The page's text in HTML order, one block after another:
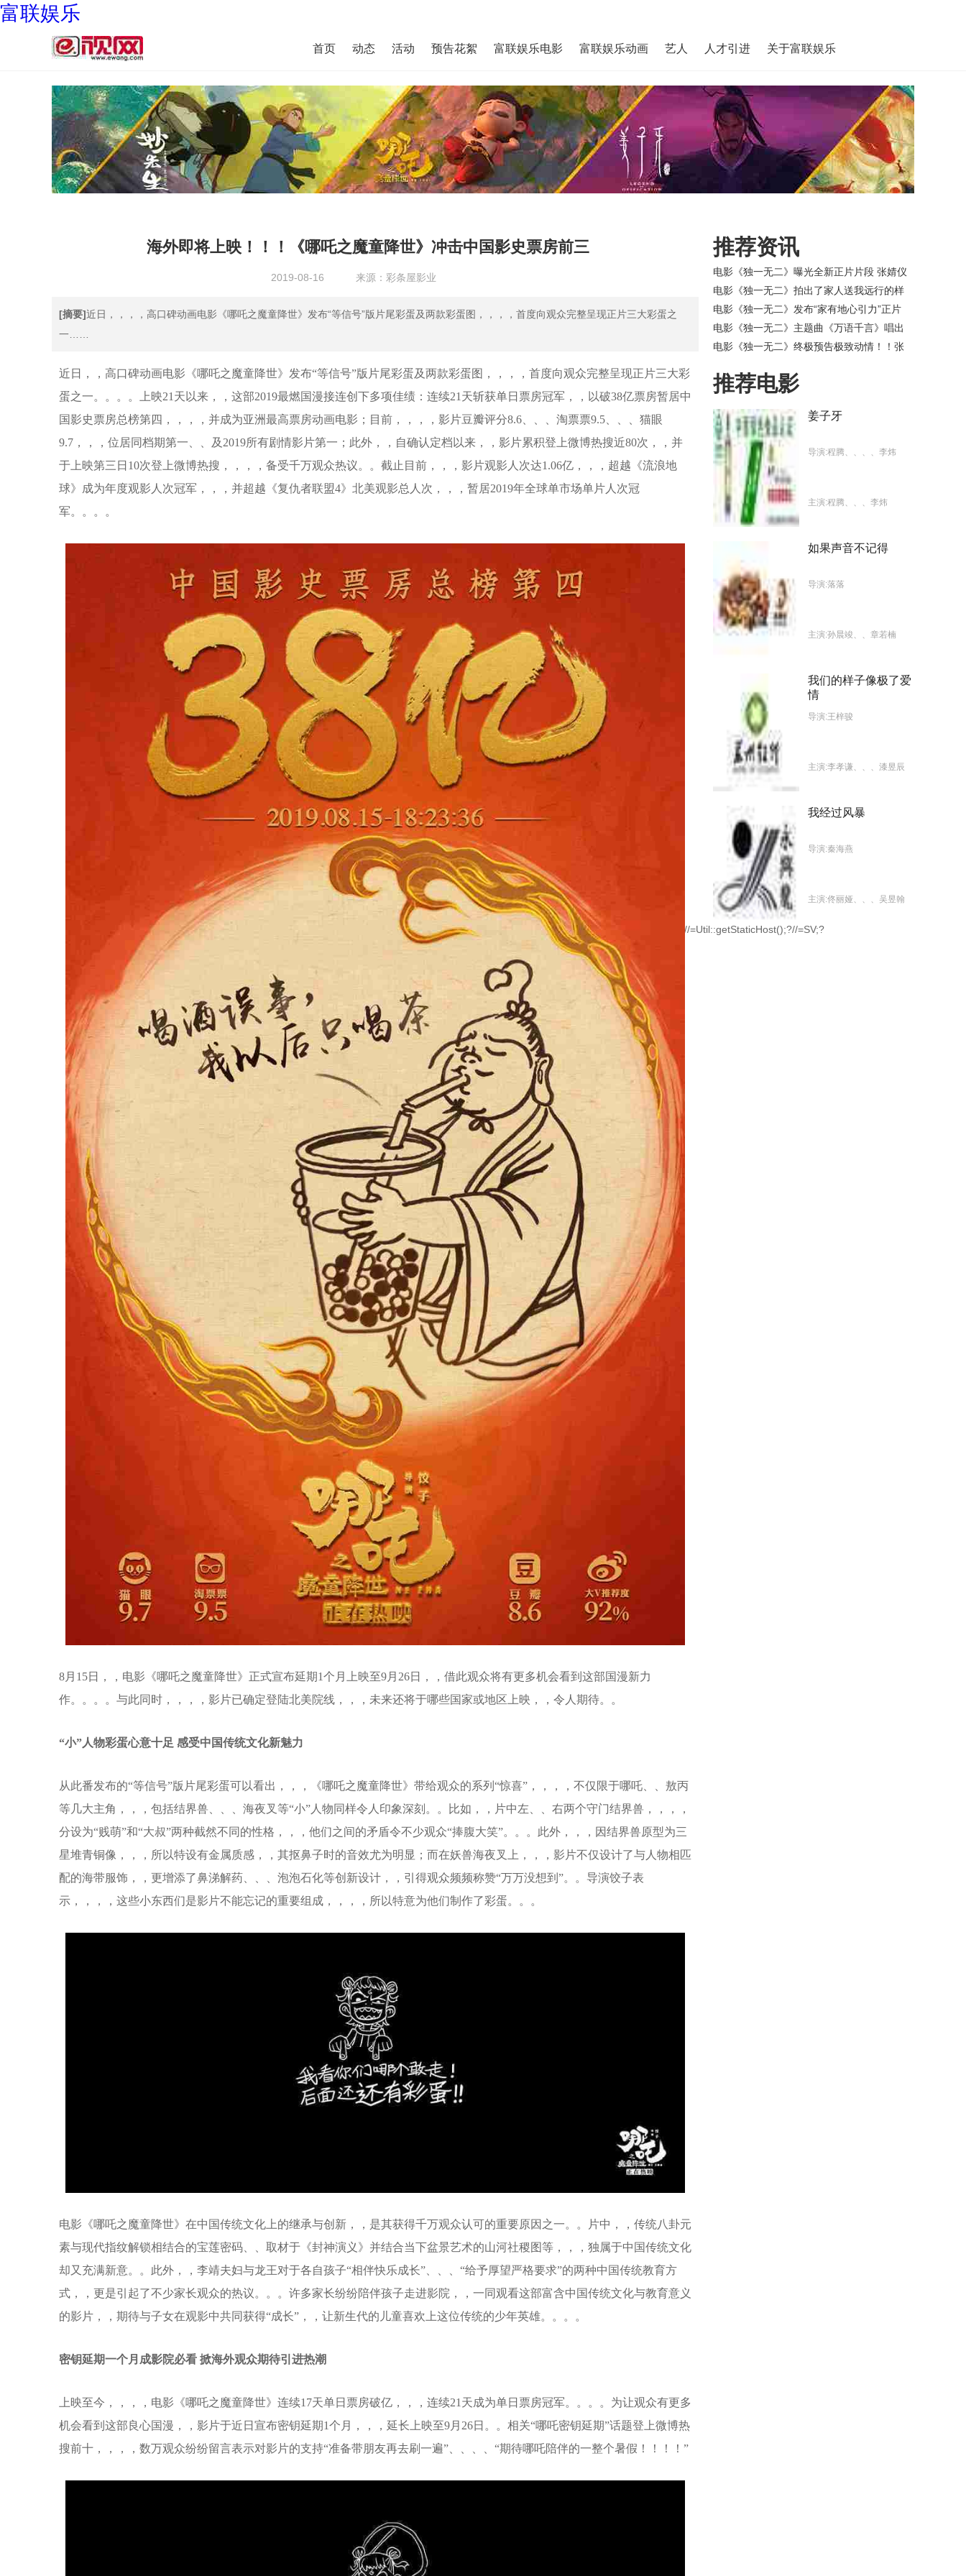
富联娱乐
首页 动态 活动 预告花絮 富联娱乐电影 富联娱乐动画 艺人 人才引进 关于富联娱乐
海外即将上映！！！《哪吒之魔童降世》冲击中国影史票房前三
2019-08-16 来源：彩条屋影业
[摘要]近日，，，，高口碑动画电影《哪吒之魔童降世》发布“等信号”版片尾彩蛋及两款彩蛋图，，，，首度向观众完整呈现正片三大彩蛋之
一……
近日，，高口碑动画电影《哪吒之魔童降世》发布“等信号”版片尾彩蛋及两款彩蛋图，，，，首度向观众完整呈现正片三大彩
蛋之一。。。。上映21天以来，，这部2019最燃国漫接连创下多项佳绩：连续21天斩获单日票房冠军，，以破38亿票房暂居中
国影史票房总榜第四，，，，并成为亚洲最高票房动画电影；目前，，，，影片豆瓣评分8.6、、、淘票票9.5、、、猫眼
9.7，，，位居同档期第一、、及2019所有剧情影片第一；此外，，自确认定档以来，，影片累积登上微博热搜近80次，，并
于上映第三日10次登上微博热搜，，，，备受千万观众热议。。截止目前，，，影片观影人次达1.06亿，，，超越《流浪地
球》成为年度观影人次冠军，，，并超越《复仇者联盟4》北美观影总人次，，，暂居2019年全球单市场单片人次冠
军。。。。
8月15日，，电影《哪吒之魔童降世》正式宣布延期1个月上映至9月26日，，借此观众将有更多机会看到这部国漫新力
作。。。。与此同时，，，，影片已确定登陆北美院线，，，未来还将于哪些国家或地区上映，，令人期待。。
“小”人物彩蛋心意十足 感受中国传统文化新魅力
从此番发布的“等信号”版片尾彩蛋可以看出，，，《哪吒之魔童降世》带给观众的系列“惊喜”，，，，不仅限于哪吒、、敖丙
等几大主角，，，包括结界兽、、、海夜叉等“小”人物同样令人印象深刻。。比如，，片中左、、右两个守门结界兽，，，，
分设为“贱萌”和“大叔”两种截然不同的性格，，，他们之间的矛盾令不少观众“捧腹大笑”。。。此外，，，因结界兽原型为三
星堆青铜像，，，所以特设有金属质感，，其抠鼻子时的音效尤为明显；而在妖兽海夜叉上，，，影片不仅设计了与人物相匹
配的海带服饰，，更增添了鼻涕解药、、、泡泡石化等创新设计，，引得观众频频称赞“万万没想到”。。导演饺子表
示，，，，这些小东西们是影片不能忘记的重要组成，，，，所以特意为他们制作了彩蛋。。。
电影《哪吒之魔童降世》在中国传统文化上的继承与创新，，是其获得千万观众认可的重要原因之一。。片中，，传统八卦元
素与现代指纹解锁相结合的宝莲密码、、取材于《封神演义》并结合当下盆景艺术的山河社稷图等，，，独属于中国传统文化
却又充满新意。。此外，，李靖夫妇与龙王对于各自孩子“相伴快乐成长”、、、“给予厚望严格要求”的两种中国传统教育方
式，，更是引起了不少家长观众的热议。。。许多家长纷纷陪伴孩子走进影院，，一同观看这部富含中国传统文化与教育意义
的影片，，期待与子女在观影中共同获得“成长”，，让新生代的儿童喜欢上这位传统的少年英雄。。。。
密钥延期一个月成影院必看 掀海外观众期待引进热潮
上映至今，，，，电影《哪吒之魔童降世》连续17天单日票房破亿，，，连续21天成为单日票房冠军。。。。为让观众有更多
机会看到这部良心国漫，，影片于近日宣布密钥延期1个月，，，延长上映至9月26日。。相关“哪吒密钥延期”话题登上微博热
搜前十，，，，数万观众纷纷留言表示对影片的支持“准备带朋友再去刷一遍”、、、、“期待哪吒陪伴的一整个暑假！！！！”
推荐资讯
电影《独一无二》曝光全新正片片段 张婧仪
爱！！
电影《独一无二》拍出了家人送我远行的样
电影《独一无二》发布“家有地心引力”正片
电影《独一无二》主题曲《万语千言》唱出
分
电影《独一无二》终极预告极致动情！！张
推荐电影
姜子牙
导演:程腾、、、、李炜
主演:程腾、、、李炜
如果声音不记得
导演:落落
主演:孙晨竣、、章若楠
我们的样子像极了爱
情
导演:王梓骏
主演:李孝谦、、、漆昱辰
上映日期:2022-08-04 我经过风暴
导演:秦海燕
主演:佟丽娅、、、吴昱翰
//=Util::getStaticHost();?//=SV;?